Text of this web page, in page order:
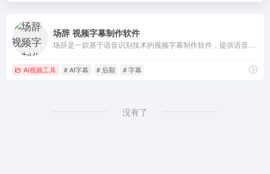
场辞 视频字幕制作软件
AI视频工具 # AI字幕 # 后期 # 字幕
没有了